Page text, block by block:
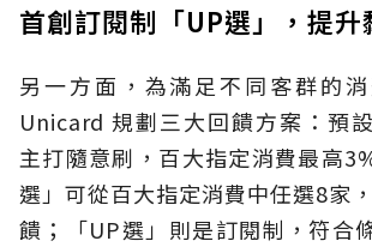
首創訂閱制「UP選」，提升
另一方面，為滿足不同客群的
Unicard 規劃三大回饋方案：預
主打隨意刷，百大指定消費最高
選」可從百大指定消費中任選8家
饋；「UP選」則是訂閱制，符合